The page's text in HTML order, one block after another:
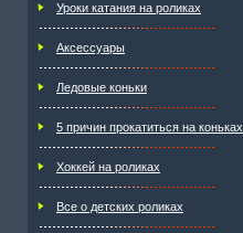
Уроки катания на роликах
Аксессуары
Ледовые коньки
5 причин прокатиться на коньках
Хоккей на роликах
Все о детских роликах